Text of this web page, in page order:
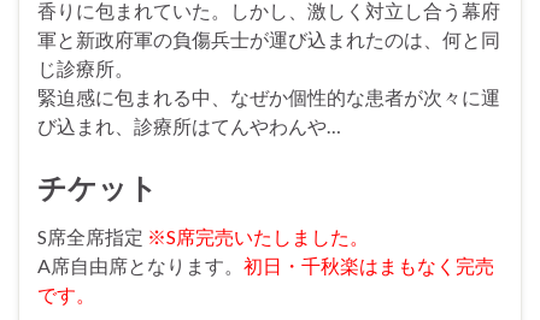
香りに包まれていた。しかし、激しく対立し合う幕府
軍と新政府軍の負傷兵士が運び込まれたのは、何と同
じ診療所。
緊迫感に包まれる中、なぜか個性的な患者が次々に運
び込まれ、診療所はてんやわんや…
チケット
S席全席指定 ※S席完売いたしました。
A席自由席となります。 初日・千秋楽はまもなく完売
です。